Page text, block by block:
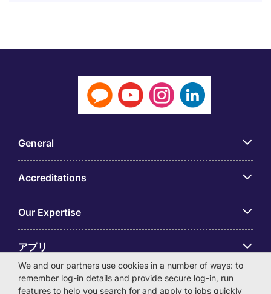
General
Accreditations
Our Expertise
アプリ
Employer Centre
We and our partners use cookies in a number of ways: to
remember log-in details and provide secure log-in, run
features to help you search for and apply to jobs quickly